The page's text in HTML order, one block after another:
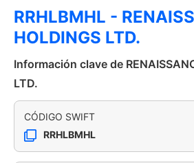
RRHLBMHL -
HOLDINGS LTD.
Información clave de
LTD.
CÓDIGO SWIFT
RRHLBMHL